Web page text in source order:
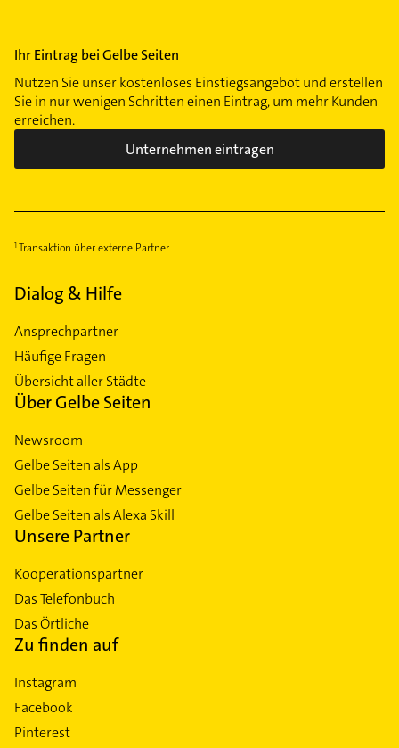
Ihr Eintrag bei Gelbe Seiten
Nutzen Sie unser kostenloses Einstiegsangebot und erstellen
Sie in nur wenigen Schritten einen Eintrag, um mehr Kunden
erreichen.
Unternehmen eintragen
Transaktion über externe Partner
Dialog & Hilfe
Ansprechpartner
Häufige Fragen
Übersicht aller Städte
Über Gelbe Seiten
Newsroom
Gelbe Seiten als App
Gelbe Seiten für Messenger
Gelbe Seiten als Alexa Skill
Unsere Partner
Kooperationspartner
Das Telefonbuch
Das Örtliche
Zu finden auf
Instagram
Facebook
Pinterest